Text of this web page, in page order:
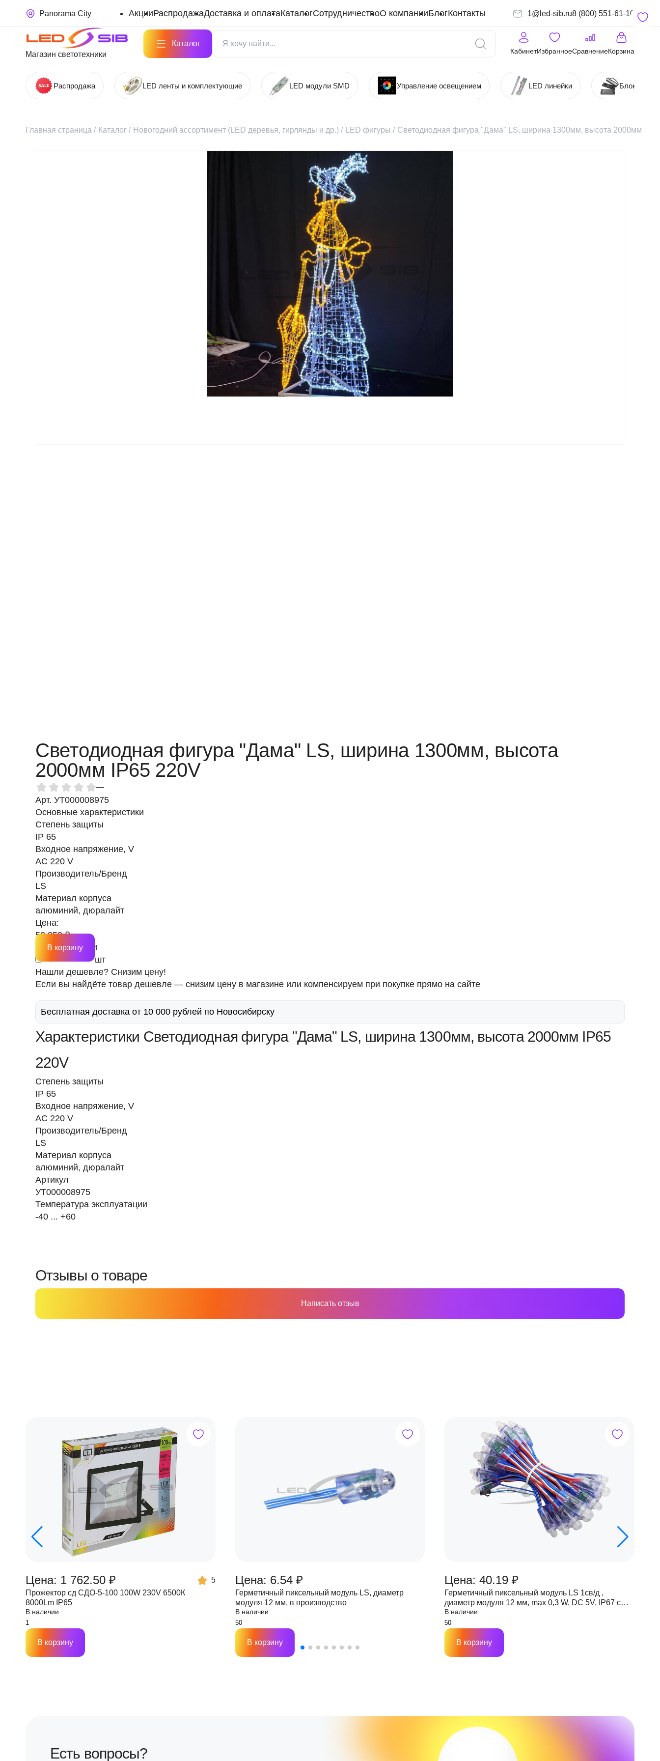
Panorama City АкцииРаспродажаДоставка и оплатаКаталогСотрудничествоО компанииБлогКонтакты 1@led-sib.ru8 (800) 551-61-10
Магазин светотехники
Каталог
КабинетИзбранноеСравнениеКорзина
Распродажа LED ленты и комплектующие LED модули SMD Управление освещением LED линейки Блоки
Главная страница / Каталог / Новогодний ассортимент (LED деревья, гирлянды и др.) / LED фигуры / Светодиодная фигура "Дама" LS, ширина 1300мм, высота 2000мм
Светодиодная фигура "Дама" LS, ширина 1300мм, высота
2000мм IP65 220V
—
Арт. УТ000008975
Основные характеристики
Степень защиты
IP 65
Входное напряжение, V
AC 220 V
Производитель/Бренд
LS
Материал корпуса
алюминий, дюралайт
Цена:
52 850 ₽
шт
В корзину
Нашли дешевле? Снизим цену!
Если вы найдёте товар дешевле — снизим цену в магазине или компенсируем при покупке прямо на сайте
Бесплатная доставка от 10 000 рублей по Новосибирску
Характеристики Светодиодная фигура "Дама" LS, ширина 1300мм, высота 2000мм IP65
220V
Степень защиты
IP 65
Входное напряжение, V
AC 220 V
Производитель/Бренд
LS
Материал корпуса
алюминий, дюралайт
Артикул
УТ000008975
Температура эксплуатации
-40 ... +60
Отзывы о товаре
Написать отзыв
Цена: 1 762.50 ₽
5
Прожектор сд СДО-5-100 100W 230V 6500К
8000Lm IP65
В наличии
В корзину
Цена: 6.54 ₽
Герметичный пиксельный модуль LS, диаметр
модуля 12 мм, в производство
В наличии
В корзину
Цена: 40.19 ₽
Герметичный пиксельный модуль LS 1св/д ,
диаметр модуля 12 мм, max 0,3 W, DC 5V, IP67 с
чипом 6803
В наличии
В корзину
Есть вопросы?